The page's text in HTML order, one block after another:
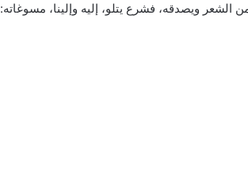
الشعر ويصدقه، فشرع يتلو، إليه وإلينا، مسوغاته: